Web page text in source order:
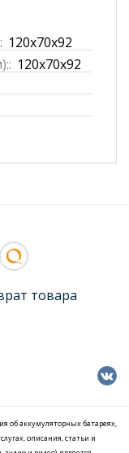
120x70x92
120x70x92
товара
об аккумуляторных батареях,
описания, статьи и